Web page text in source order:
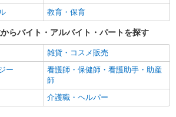
教育・保育
らバイト・アルバイト・パートを探す
雑貨・コスメ販売
ー
看護師・保健師・看護助手・助産
師
介護職・ヘルパー